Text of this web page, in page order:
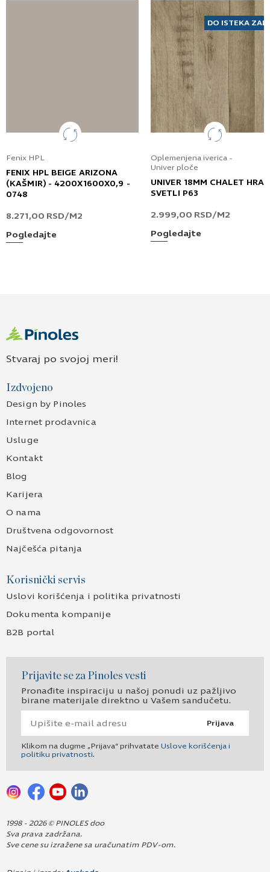
Fenix HPL
FENIX HPL BEIGE ARIZONA
(KAŠMIR) - 4200X1600X0,9 -
0748
8.271,00 RSD/M2
Pogledajte
DO ISTEKA
Oplemenjena iverica -
Univer ploče
UNIVER 18MM CHALET
SVETLI P63
2.999,00 RSD/M2
Pogledajte
Stvaraj po svojoj meri!
Izdvojeno
Design by Pinoles
Internet prodavnica
Usluge
Kontakt
Blog
Karijera
O nama
Društvena odgovornost
Najčešća pitanja
Korisnički servis
Uslovi korišćenja i politika privatnosti
Dokumenta kompanije
B2B portal
Prijavite se za Pinoles vesti
Pronađite inspiraciju u našoj ponudi uz pažljivo
birane materijale direktno u Vašem sandučetu.
Prijava
Klikom na dugme „Prijava“ prihvatate Uslove korišćenja i
politiku privatnosti.
1998 - 2026 © PINOLES doo
Sva prava zadržana.
Sve cene su izražene sa uračunatim PDV-om.